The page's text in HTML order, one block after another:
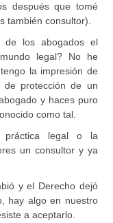
después que tomé
también consultor).
de los abogados el
legal? No he
la impresión de
protección de un
y haces puro
como tal.
práctica legal o la
un consultor y ya
y el Derecho dejó
hay algo en nuestro
a aceptarlo.